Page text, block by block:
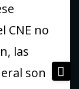
CNE no
las
son